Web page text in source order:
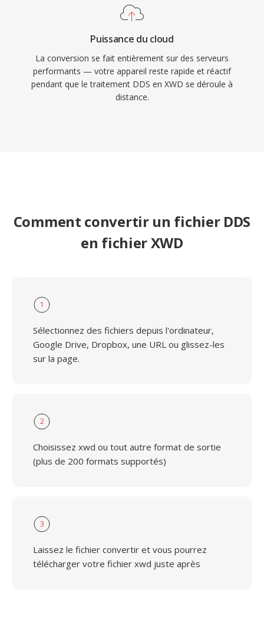
Puissance du cloud
La conversion se fait entièrement sur des serveurs
performants — votre appareil reste rapide et réactif
pendant que le traitement DDS en XWD se déroule à
distance.
Comment convertir un fichier DDS
en fichier XWD
1
Sélectionnez des fichiers depuis l'ordinateur,
Google Drive, Dropbox, une URL ou glissez-les
sur la page.
2
Choisissez xwd ou tout autre format de sortie
(plus de 200 formats supportés)
3
Laissez le fichier convertir et vous pourrez
télécharger votre fichier xwd juste après